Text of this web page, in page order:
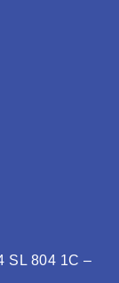
SL 804 1C –